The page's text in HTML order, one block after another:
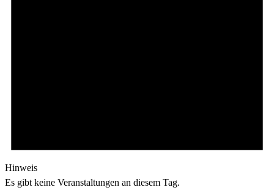
Hinweis
Es gibt keine Veranstaltungen an diesem Tag.